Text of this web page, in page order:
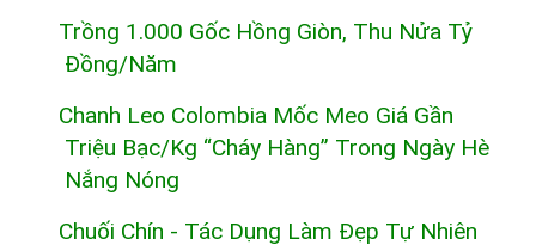
Trồng 1.000 Gốc Hồng Giòn, Thu Nửa Tỷ
Đồng/năm
Chanh Leo Colombia Mốc Meo Giá Gần
Triệu Bạc/kg “cháy Hàng” Trong Ngày Hè
Nắng Nóng
Chuối Chín - Tác Dụng Làm Đẹp Tự Nhiên